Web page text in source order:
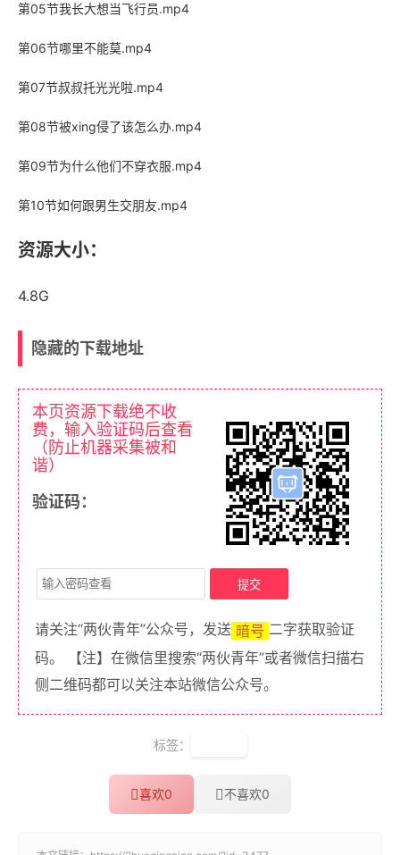
第05节我长大想当飞行员.mp4
第06节哪里不能莫.mp4
第07节叔叔托光光啦.mp4
第08节被xing侵了该怎么办.mp4
第09节为什么他们不穿衣服.mp4
第10节如何跟男生交朋友.mp4
资源大小：
4.8G
隐藏的下载地址
本页资源下载绝不收
费，输入验证码后查看
（防止机器采集被和
谐）
验证码：
请关注“两伙青年”公众号，发送 暗号 二字获取验证
码。 【注】在微信里搜索“两伙青年”或者微信扫描右
侧二维码都可以关注本站微信公众号。
标签：
喜欢0 不喜欢0